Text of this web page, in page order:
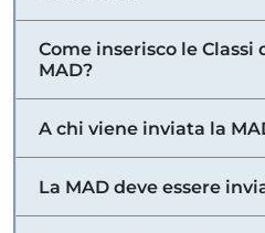
Come inserisco le Classi
MAD?
A chi viene inviata la
La MAD deve essere